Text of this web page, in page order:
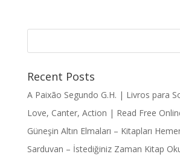
Recent Posts
A Paixão Segundo G.H. | Livros para
Love, Canter, Action | Read Free
Güneşin Altın Elmaları – Kitapları
Sarduvan – İstediğiniz Zaman Kitap